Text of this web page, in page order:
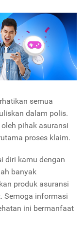
semua
dalam polis.
pihak asuransi
proses klaim.
diri kamu dengan
banyak
produk asuransi
Semoga informasi
ini bermanfaat